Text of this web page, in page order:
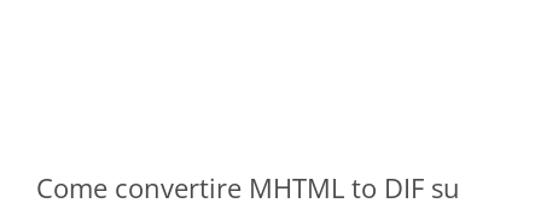
Come convertire MHTML to DIF su